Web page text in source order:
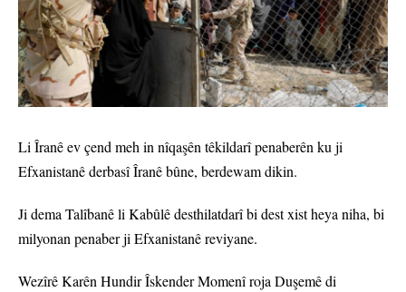
Li Îranê ev çend meh in nîqaşên têkildarî penaberên ku ji
Efxanistanê derbasî Îranê bûne, berdewam dikin.
Ji dema Talîbanê li Kabûlê desthilatdarî bi dest xist heya niha, bi
milyonan penaber ji Efxanistanê reviyane.
Wezîrê Karên Hundir Îskender Momenî roja Duşemê di